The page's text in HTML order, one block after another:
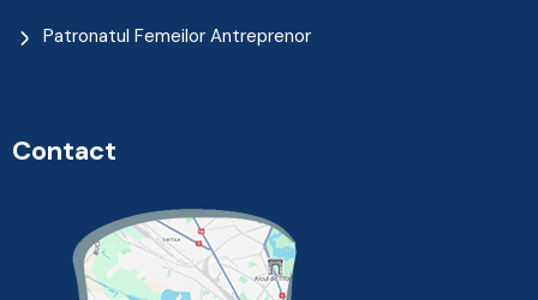
Patronatul Femeilor Antreprenor
Contact